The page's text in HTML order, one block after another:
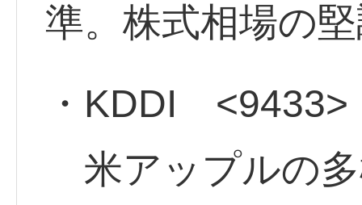
準。株式相場の
・KDDI <9433>
米アップルの